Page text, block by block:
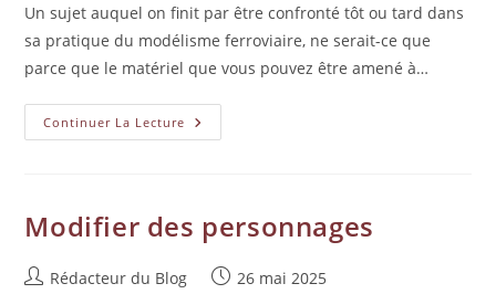
Un sujet auquel on finit par être confronté tôt ou tard dans
sa pratique du modélisme ferroviaire, ne serait-ce que
parce que le matériel que vous pouvez être amené à…
Continuer La Lecture
Modifier des personnages
Rédacteur du Blog
26 mai 2025